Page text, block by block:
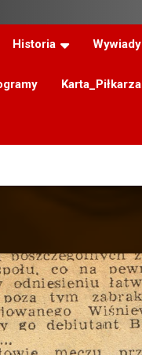
Historia Wywiady
Karta_Piłkarza